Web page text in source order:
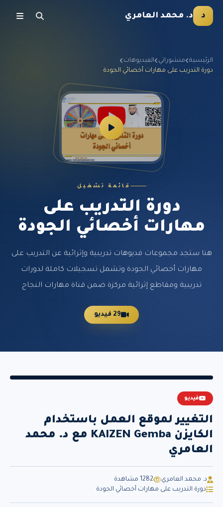
د د. محمد العامري
الرئيسية منشوراتي
الفيديوهات
دورة التدريب على مهارات أخصائي الجودة
قائمة تشغيل
دورة التدريب على
مهارات أخصائي الجودة
هنا ستجد مجموعات فديوهات تدريبية وإثرائية عن التدريب على
مهارات أخصائي الجودة وتشمل تسجيلات كاملة لدورات
تدريبية ومقاطع إثرائية مركزة ضمن قناة مهارات النجاح
29 فيديو
فيديو
التغيير لموقع العمل باستخدام
الكايزن KAIZEN Gemba مع د. محمد
العامري
د. محمد العامري
1282 مشاهدة
دورة التدريب على مهارات أخصائي الجودة